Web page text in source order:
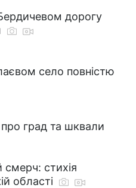
Бердичевом дорогу
село повністю
град та шквали
стихія
області